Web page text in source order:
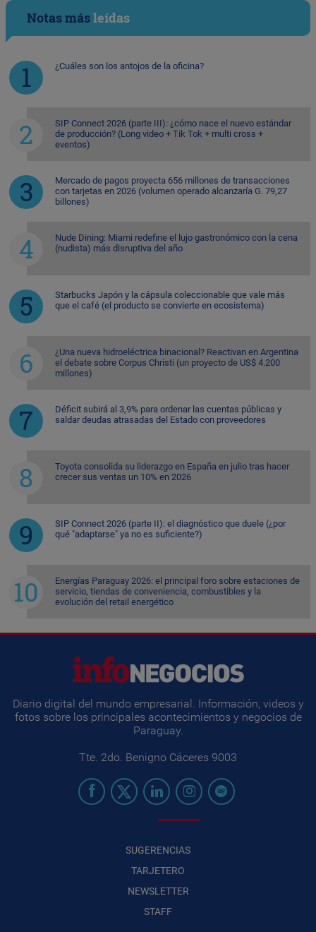
Notas másleídas
¿Cuáles son los antojos de la oficina?
SIP Connect 2026 (parte III): ¿cómo nace el nuevo estándar
de producción? (Long video + Tik Tok + multi cross +
eventos)
Mercado de pagos proyecta 656 millones de transacciones
con tarjetas en 2026 (volumen operado alcanzaría G. 79,27
billones)
Nude Dining: Miami redefine el lujo gastronómico con la cena
(nudista) más disruptiva del año
Starbucks Japón y la cápsula coleccionable que vale más
que el café (el producto se convierte en ecosistema)
¿Una nueva hidroeléctrica binacional? Reactivan en Argentina
el debate sobre Corpus Christi (un proyecto de US$ 4.200
millones)
Déficit subirá al 3,9% para ordenar las cuentas públicas y
saldar deudas atrasadas del Estado con proveedores
Toyota consolida su liderazgo en España en julio tras hacer
crecer sus ventas un 10% en 2026
SIP Connect 2026 (parte II): el diagnóstico que duele (¿por
qué "adaptarse" ya no es suficiente?)
Energías Paraguay 2026: el principal foro sobre estaciones de
servicio, tiendas de conveniencia, combustibles y la
evolución del retail energético
Diario digital del mundo empresarial. Información, videos y
fotos sobre los principales acontecimientos y negocios de
Paraguay.
Tte. 2do. Benigno Cáceres 9003
SUGERENCIAS
TARJETERO
NEWSLETTER
STAFF